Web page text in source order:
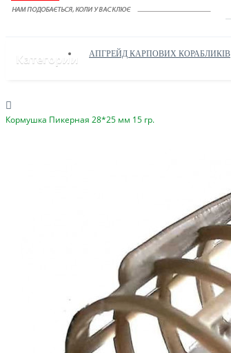
Категории АПГРЕЙД КАРПОВИХ КОРАБЛИКІВ
ПРИКОРМОЧНІ КОРАБЛИКИ
Кормушка Пикерная 28*25 мм 15 гр.